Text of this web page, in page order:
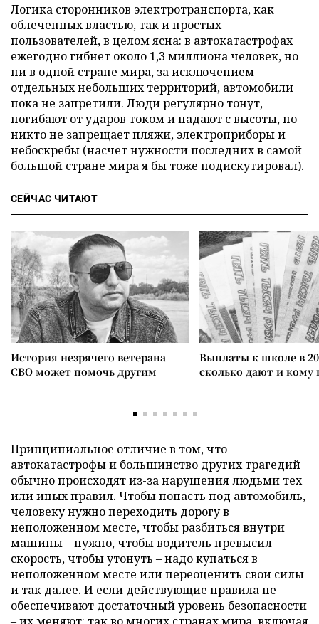
Логика сторонников электротранспорта, как
облеченных властью, так и простых
пользователей, в целом ясна: в автокатастрофах
ежегодно гибнет около 1,3 миллиона человек, но
ни в одной стране мира, за исключением
отдельных небольших территорий, автомобили
пока не запретили. Люди регулярно тонут,
погибают от ударов током и падают с высоты, но
никто не запрещает пляжи, электроприборы и
небоскребы (насчет нужности последних в самой
большой стране мира я бы тоже подискутировал).
СЕЙЧАС ЧИТАЮТ
История незрячего ветерана
СВО может помочь другим
Выплаты к школе в
сколько дают и
Принципиальное отличие в том, что
автокатастрофы и большинство других трагедий
обычно происходят из-за нарушения людьми тех
или иных правил. Чтобы попасть под автомобиль,
человеку нужно переходить дорогу в
неположенном месте, чтобы разбиться внутри
машины – нужно, чтобы водитель превысил
скорость, чтобы утонуть – надо купаться в
неположенном месте или переоценить свои силы
и так далее. И если действующие правила не
обеспечивают достаточный уровень безопасности